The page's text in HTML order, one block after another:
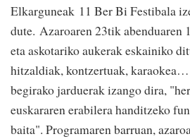
Elkarguneak 11 Ber Bi Festibala
dute. Azaroaren 23tik abenduaren
eta askotariko aukerak eskainiko
hitzaldiak, kontzertuak,
begirako jarduerak izango dira,
euskararen erabilera handitzeko
baita". Programaren barruan,